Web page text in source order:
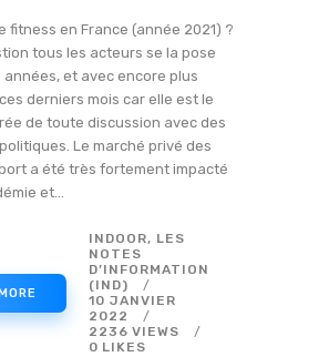
fitness en France (année 2021) ?
tous les acteurs se la pose
années, et avec encore plus
derniers mois car elle est le
de toute discussion avec des
Le marché privé des
a été très fortement impacté
et…
INDOOR, LES
NOTES
D’INFORMATION
(IND)
10 JANVIER
2022
2236 VIEWS
0 LIKES